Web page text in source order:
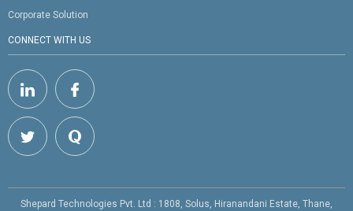
Corporate Solution
CONNECT WITH US
Shepard Technologies Pvt. Ltd : 1808, Solus, Hiranandani Estate, Thane,